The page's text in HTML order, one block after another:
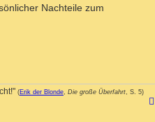
Nachteile zum
(Erik der Blonde, Die große Überfahrt, S. 5)